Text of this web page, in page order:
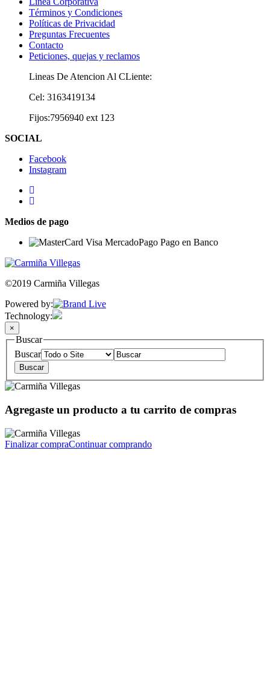
Términos y Condiciones
Políticas de Privacidad
Preguntas Frecuentes
Contacto
Peticiones, quejas y reclamos
Lineas De Atencion Al CLiente:
Cel: 3163419134
Fijos:7956940 ext 123
SOCIAL
Facebook
Instagram
Medios de pago
©2019 Carmiña Villegas
Powered by:
Technology:
×
Buscar
Buscar
Agregaste un producto a tu carrito de compras
Finalizar compraContinuar comprando